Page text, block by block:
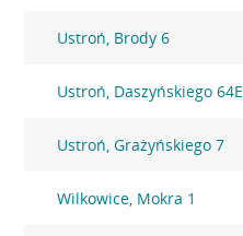
Ustroń, Brody 6
Ustroń, Daszyńskiego 64E
Ustroń, Grażyńskiego 7
Wilkowice, Mokra 1